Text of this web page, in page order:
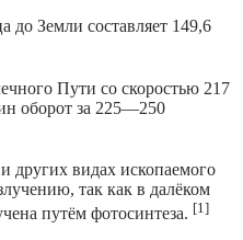
до Земли составляет 149,6
Пути со скоростью 217
оборот за 225—250
и других видах ископаемого
так как в далёком
путём фотосинтеза. [1]